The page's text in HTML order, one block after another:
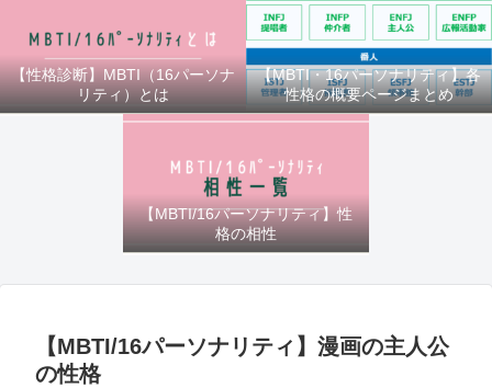
【性格診断】MBTI（16パーソナ
リティ）とは
【MBTI・16パーソナリティ】各
性格の概要ページまとめ
【MBTI/16パーソナリティ】性
格の相性
【MBTI/16パーソナリティ】漫画の主人公
の性格